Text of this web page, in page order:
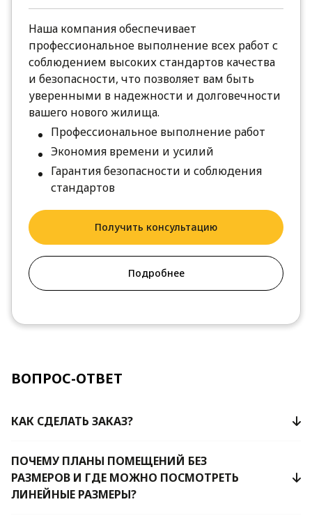
Наша компания обеспечивает
профессиональное выполнение всех работ с
соблюдением высоких стандартов качества
и безопасности, что позволяет вам быть
уверенными в надежности и долговечности
вашего нового жилища.
Профессиональное выполнение работ
Экономия времени и усилий
Гарантия безопасности и соблюдения
стандартов
Получить консультацию
Подробнее
ВОПРОС-ОТВЕТ
КАК СДЕЛАТЬ ЗАКАЗ?
ПОЧЕМУ ПЛАНЫ ПОМЕЩЕНИЙ БЕЗ
РАЗМЕРОВ И ГДЕ МОЖНО ПОСМОТРЕТЬ
ЛИНЕЙНЫЕ РАЗМЕРЫ?